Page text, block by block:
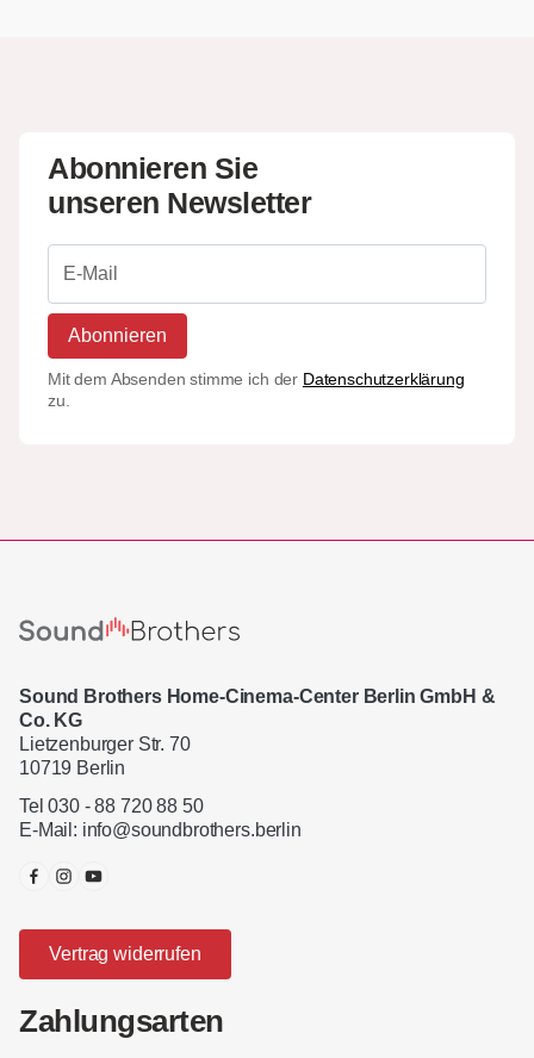
Abonnieren Sie
unseren Newsletter
Abonnieren
Mit dem Absenden stimme ich der Datenschutzerklärung
zu.
Sound Brothers Home-Cinema-Center Berlin GmbH &
Co. KG
Lietzenburger Str. 70
10719 Berlin
Tel 030 - 88 720 88 50
E-Mail: info@soundbrothers.berlin
Vertrag widerrufen
Zahlungsarten